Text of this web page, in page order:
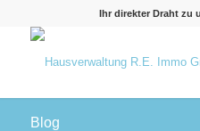
Ihr direkter Draht zu
Blog